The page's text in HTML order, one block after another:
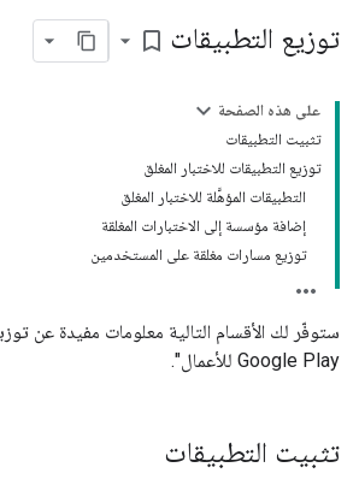
توزيع التطبيقات bookmark_border
على هذه الصفحة
تثبيت التطبيقات
توزيع التطبيقات للاختبار المغلق
التطبيقات المؤهَّلة للاختبار المغلق
إضافة مؤسسة إلى الاختبارات المغلقة
توزيع مسارات مغلقة على المستخدمين
ستوفّر لك الأقسام التالية معلومات مفيدة عن
Google Play للأعمال".
تثبيت التطبيقات